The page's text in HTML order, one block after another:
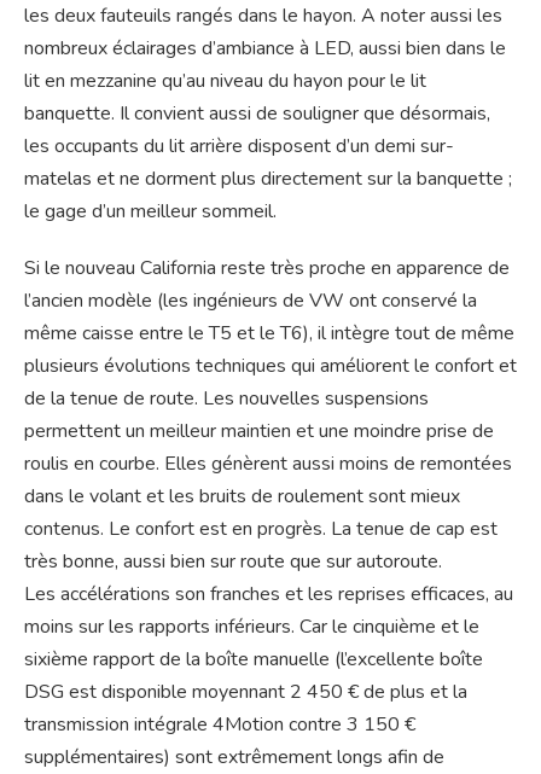
les deux fauteuils rangés dans le hayon. A noter aussi les
nombreux éclairages d’ambiance à LED, aussi bien dans le
lit en mezzanine qu’au niveau du hayon pour le lit
banquette. Il convient aussi de souligner que désormais,
les occupants du lit arrière disposent d’un demi sur-
matelas et ne dorment plus directement sur la banquette ;
le gage d’un meilleur sommeil.
Si le nouveau California reste très proche en apparence de
l’ancien modèle (les ingénieurs de VW ont conservé la
même caisse entre le T5 et le T6), il intègre tout de même
plusieurs évolutions techniques qui améliorent le confort et
de la tenue de route. Les nouvelles suspensions
permettent un meilleur maintien et une moindre prise de
roulis en courbe. Elles génèrent aussi moins de remontées
dans le volant et les bruits de roulement sont mieux
contenus. Le confort est en progrès. La tenue de cap est
très bonne, aussi bien sur route que sur autoroute.
Les accélérations son franches et les reprises efficaces, au
moins sur les rapports inférieurs. Car le cinquième et le
sixième rapport de la boîte manuelle (l’excellente boîte
DSG est disponible moyennant 2 450 € de plus et la
transmission intégrale 4Motion contre 3 150 €
supplémentaires) sont extrêmement longs afin de